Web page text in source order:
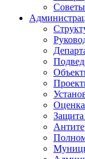
Оценка
Защита